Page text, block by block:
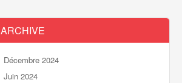
ARCHIVE
Décembre 2024
Juin 2024